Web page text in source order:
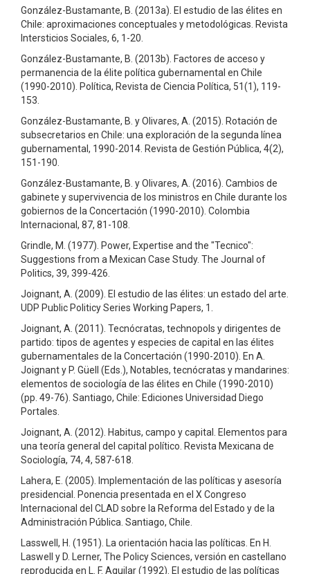
González-Bustamante, B. (2013a). El estudio de las élites en
Chile: aproximaciones conceptuales y metodológicas. Revista
Intersticios Sociales, 6, 1-20.
González-Bustamante, B. (2013b). Factores de acceso y
permanencia de la élite política gubernamental en Chile
(1990-2010). Política, Revista de Ciencia Política, 51(1), 119-
153.
González-Bustamante, B. y Olivares, A. (2015). Rotación de
subsecretarios en Chile: una exploración de la segunda línea
gubernamental, 1990-2014. Revista de Gestión Pública, 4(2),
151-190.
González-Bustamante, B. y Olivares, A. (2016). Cambios de
gabinete y supervivencia de los ministros en Chile durante los
gobiernos de la Concertación (1990-2010). Colombia
Internacional, 87, 81-108.
Grindle, M. (1977). Power, Expertise and the "Tecnico":
Suggestions from a Mexican Case Study. The Journal of
Politics, 39, 399-426.
Joignant, A. (2009). El estudio de las élites: un estado del arte.
UDP Public Politicy Series Working Papers, 1.
Joignant, A. (2011). Tecnócratas, technopols y dirigentes de
partido: tipos de agentes y especies de capital en las élites
gubernamentales de la Concertación (1990-2010). En A.
Joignant y P. Güell (Eds.), Notables, tecnócratas y mandarines:
elementos de sociología de las élites en Chile (1990-2010)
(pp. 49-76). Santiago, Chile: Ediciones Universidad Diego
Portales.
Joignant, A. (2012). Habitus, campo y capital. Elementos para
una teoría general del capital político. Revista Mexicana de
Sociología, 74, 4, 587-618.
Lahera, E. (2005). Implementación de las políticas y asesoría
presidencial. Ponencia presentada en el X Congreso
Internacional del CLAD sobre la Reforma del Estado y de la
Administración Pública. Santiago, Chile.
Lasswell, H. (1951). La orientación hacia las políticas. En H.
Laswell y D. Lerner, The Policy Sciences, versión en castellano
reproducida en L. F. Aguilar (1992). El estudio de las políticas